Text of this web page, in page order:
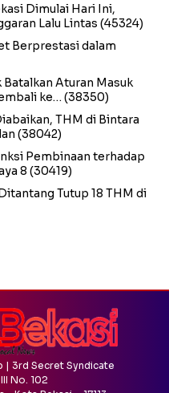
Dimulai Hari Ini,
Lalu Lintas (45324)
Berprestasi dalam
Aturan Masuk
ke… (38350)
THM di Bintara
(38042)
Pembinaan terhadap
8 (30419)
Tutup 18 THM di
| 3rd Secret Syndicate
No. 102